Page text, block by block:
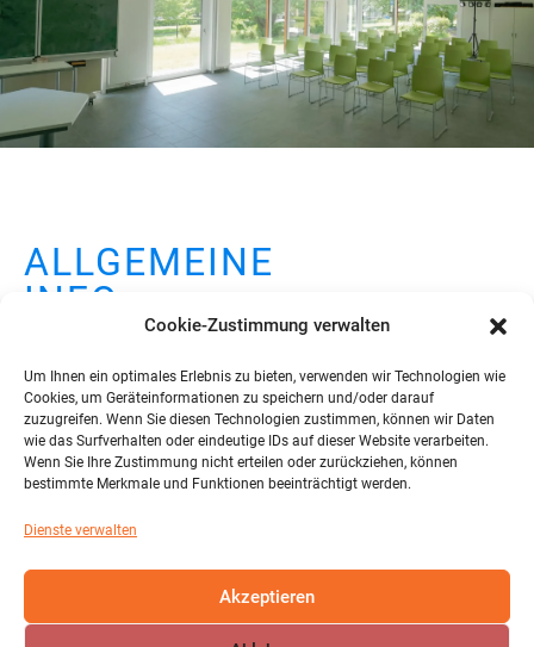
Cookie-Zustimmung verwalten
Um Ihnen ein optimales Erlebnis zu bieten, verwenden wir Technologien wie
Cookies, um Geräteinformationen zu speichern und/oder darauf
zuzugreifen. Wenn Sie diesen Technologien zustimmen, können wir Daten
wie das Surfverhalten oder eindeutige IDs auf dieser Website verarbeiten.
Wenn Sie Ihre Zustimmung nicht erteilen oder zurückziehen, können
bestimmte Merkmale und Funktionen beeinträchtigt werden.
Dienste verwalten
Akzeptieren
ALLGEMEINE
INFO